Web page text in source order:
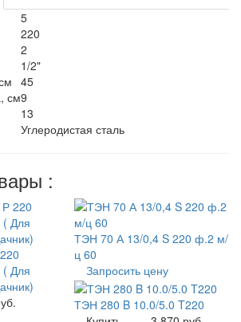
5
220
2
1/2"
45
см9
13
Углеродистая сталь
:
( Для
ТЭН 70 А 13/0,4 S 220 ф.2 м/
ц 60
Запросить цену
ТЭН 280 B 10.0/5.0 T220